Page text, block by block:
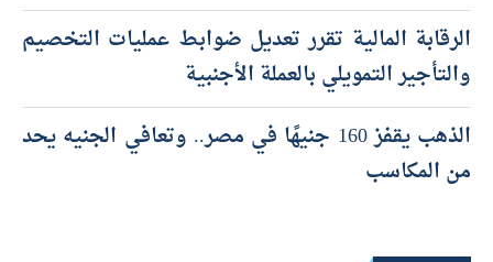
الرقابة المالية تقرر تعديل ضوابط عمليات التخصيم
والتأجير التمويلي بالعملة الأجنبية
الذهب يقفز 160 جنيهًا في مصر.. وتعافي الجنيه يحد
من المكاسب